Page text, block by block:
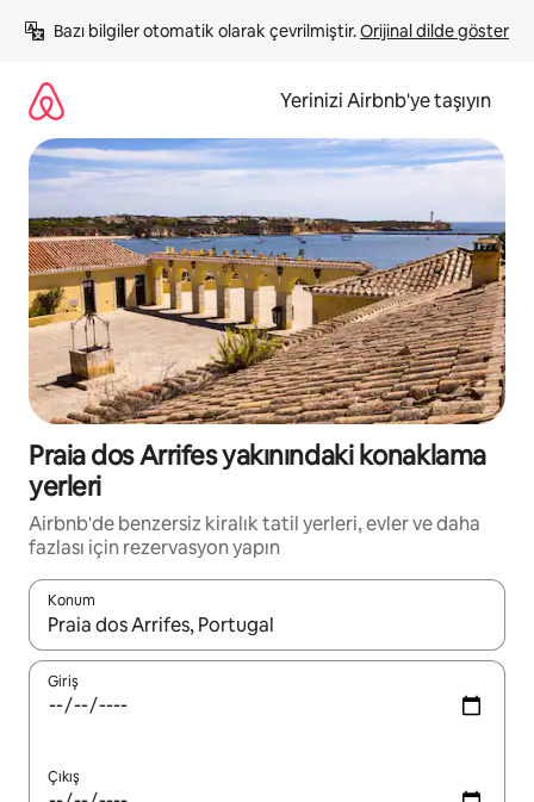
atla
Bazı bilgiler otomatik olarak çevrilmiştir. Orijinal dilde göster
Yerinizi Airbnb'ye taşıyın
Praia dos Arrifes yakınındaki konaklama
yerleri
Airbnb'de benzersiz kiralık tatil yerleri, evler ve daha
fazlası için rezervasyon yapın
Konum
Sonuçlar kullanılabilir olduğunda yukarı ve aşağı oklarıyla
Giriş
Çıkış